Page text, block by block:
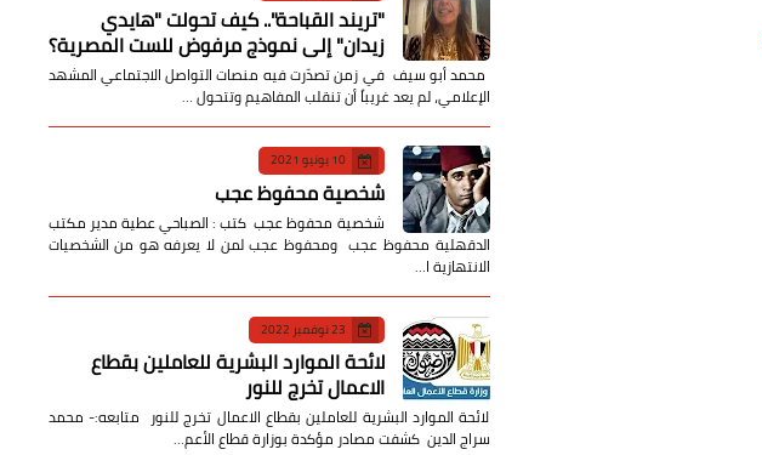
​"تريند القباحة".. كيف تحولت "هايدي
زيدان" إلى نموذج مرفوض للست المصرية؟
​ محمد أبو سيف ​في زمن تصدّرت فيه منصات التواصل الاجتماعي المشهد
الإعلامي، لم يعد غريباً أن تنقلب المفاهيم وتتحول …
10 يونيو 2021
شخصية محفوظ عجب
شخصية محفوظ عجب كتب : الصباحي عطية مدير مكتب
الدقهلية محفوظ عجب ومحفوظ عجب لمن لا يعرفه هو من الشخصيات
الانتهازية ا…
23 نوفمبر 2022
لائحة الموارد البشرية للعاملين بقطاع
الاعمال تخرج للنور
لائحة الموارد البشرية للعاملين بقطاع الاعمال تخرج للنور متابعه:- محمد
سراج الدين كشفت مصادر مؤكدة بوزارة قطاع الأعم…